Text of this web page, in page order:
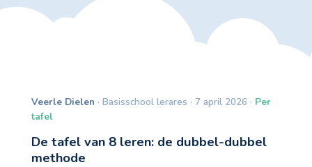
Veerle Dielen · Basisschool lerares · 7 april 2026 · Per
tafel
De tafel van 8 leren: de dubbel-dubbel
methode